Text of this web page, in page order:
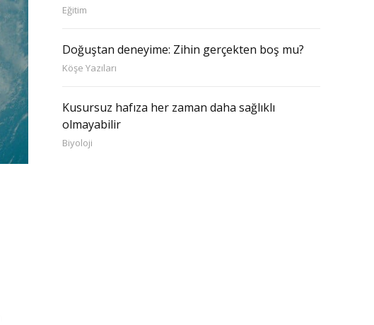
Eğitim
Doğuştan deneyime: Zihin gerçekten boş mu?
Köşe Yazıları
Kusursuz hafıza her zaman daha sağlıklı
olmayabilir
Biyoloji